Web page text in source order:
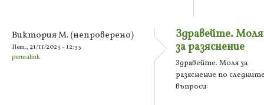
Виктория М. (непроверено)
Пет., 21/11/2025 - 12:33
permalink
Здравейте. Моля
за разяснение
Здравейте. Моля за
разяснение по
въпроси: